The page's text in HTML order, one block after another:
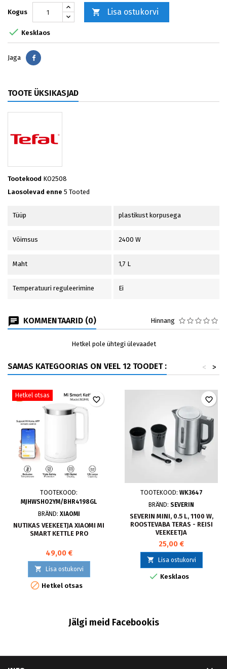
Kogus  Lisa ostukorvi
 Kesklaos
Jaga Jaga
TOOTE ÜKSIKASJAD
Tootekood KO2508
Laosolevad enne 5 Tooted
Tüüp plastikust korpusega
Võimsus 2400 W
Maht 1,7 L
Temperatuuri reguleerimine Ei
KOMMENTAARID (0) Hinnang
Hetkel pole ühtegi ülevaadet
SAMAS KATEGOORIAS ON VEEL 12 TOODET : >
<
Hetkel otsas
TOOTEKOOD:
MJHWSHO2YM/BHR4198GL
BRÄND: XIAOMI
NUTIKAS VEEKEETJA XIAOMI MI
SMART KETTLE PRO
49,00 €
 Lisa ostukorvi
 Hetkel otsas
favorite_border
TOOTEKOOD: WK3647
BRÄND: SEVERIN
SEVERIN MINI, 0.5 L, 1100 W,
ROOSTEVABA TERAS - REISI
VEEKEETJA
25,00 €
 Lisa ostukorvi
 Kesklaos
favorite_border
Jälgi meid Facebookis